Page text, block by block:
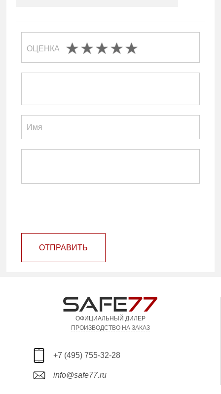
ОЦЕНКА
ОТПРАВИТЬ
ОФИЦИАЛЬНЫЙ ДИЛЕР
ПРОИЗВОДСТВО НА ЗАКАЗ
+7 (495) 755-32-28
info@safe77.ru